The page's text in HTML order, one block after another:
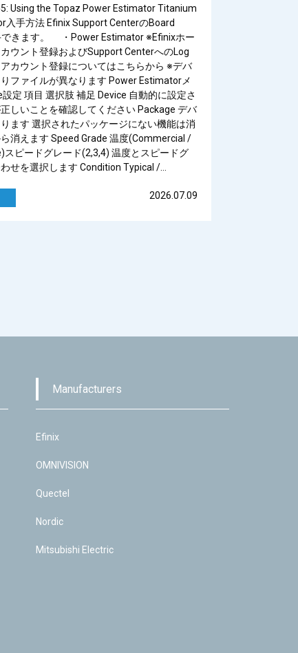
Using the Topaz Power Estimator Titanium
入手方法 Efinix Support CenterのBoard
できます。 ・Power Estimator ※Efinixホー
ウント登録およびSupport CenterへのLog
カウント登録についてはこちらから ※デバ
ファイルが異なります Power Estimatorメ
定 項目 選択肢 補足 Device 自動的に設定さ
しいことを確認してください Package デバ
ます 選択されたパッケージにない機能は消
消えます Speed Grade 温度(Commercial /
スピードグレード(2,3,4) 温度とスピードグ
せを選択します Condition Typical /…
2026.07.09
Manufacturers
Efinix
OMNIVISION
Quectel
Nordic
Mitsubishi Electric